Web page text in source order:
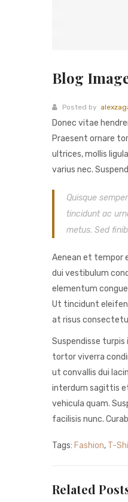
Blog
Posted by
Donec vitae
Praesent ornare
ultrices, mollis
varius nec.
Quisque
tincidunt ac
metus. Sed
Aenean et tempor
dui vestibulum
elementum
Ut tincidunt
at risus
Suspendisse turpis
tortor viverra
ut convallis dui
interdum sagittis
vehicula quam.
facilisis nunc.
Tags: Fashion, T-
Related